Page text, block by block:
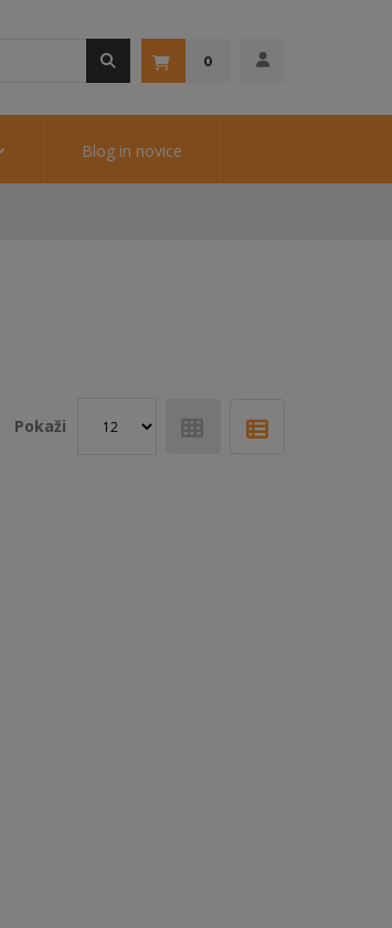
0
Blog in novice
Pokaži